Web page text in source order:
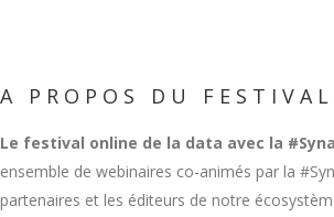
A PROPOS DU FESTIVAL
Le festival online de la data avec la
ensemble de webinaires co-animés par la
partenaires et les éditeurs de notre